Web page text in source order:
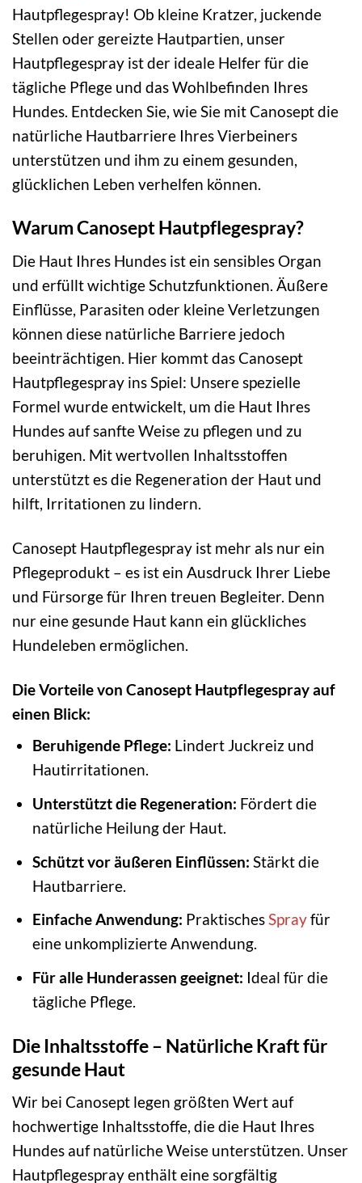
Hautpflegespray! Ob kleine Kratzer, juckende
Stellen oder gereizte Hautpartien, unser
Hautpflegespray ist der ideale Helfer für die
tägliche Pflege und das Wohlbefinden Ihres
Hundes. Entdecken Sie, wie Sie mit Canosept die
natürliche Hautbarriere Ihres Vierbeiners
unterstützen und ihm zu einem gesunden,
glücklichen Leben verhelfen können.
Warum Canosept Hautpflegespray?
Die Haut Ihres Hundes ist ein sensibles Organ
und erfüllt wichtige Schutzfunktionen. Äußere
Einflüsse, Parasiten oder kleine Verletzungen
können diese natürliche Barriere jedoch
beeinträchtigen. Hier kommt das Canosept
Hautpflegespray ins Spiel: Unsere spezielle
Formel wurde entwickelt, um die Haut Ihres
Hundes auf sanfte Weise zu pflegen und zu
beruhigen. Mit wertvollen Inhaltsstoffen
unterstützt es die Regeneration der Haut und
hilft, Irritationen zu lindern.
Canosept Hautpflegespray ist mehr als nur ein
Pflegeprodukt – es ist ein Ausdruck Ihrer Liebe
und Fürsorge für Ihren treuen Begleiter. Denn
nur eine gesunde Haut kann ein glückliches
Hundeleben ermöglichen.
Die Vorteile von Canosept Hautpflegespray auf
einen Blick:
Beruhigende Pflege: Lindert Juckreiz und
Hautirritationen.
Unterstützt die Regeneration: Fördert die
natürliche Heilung der Haut.
Schützt vor äußeren Einflüssen: Stärkt die
Hautbarriere.
Einfache Anwendung: PraktischesSprayfür
eine unkomplizierte Anwendung.
Für alle Hunderassen geeignet: Ideal für die
tägliche Pflege.
Die Inhaltsstoffe – Natürliche Kraft für
gesunde Haut
Wir bei Canosept legen größten Wert auf
hochwertige Inhaltsstoffe, die die Haut Ihres
Hundes auf natürliche Weise unterstützen. Unser
Hautpflegespray enthält eine sorgfältig